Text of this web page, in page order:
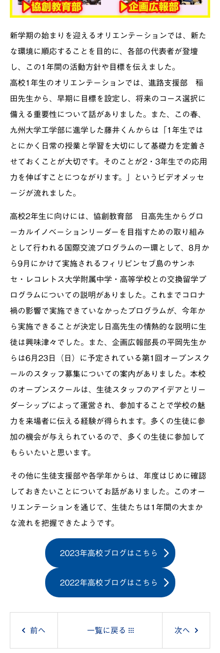
新学期の始まりを迎えるオリエンテーションでは、新た
な環境に順応することを目的に、各部の代表者が登壇
し、この1年間の活動方針や目標を伝えました。
高校1年生のオリエンテーションでは、進路支援部 稲
田先生から、早期に目標を設定し、将来のコース選択に
備える重要性について話がありました。また、この春、
九州大学工学部に進学した藤井くんからは「1年生では
とにかく日常の授業と学習を大切にして基礎力を定着さ
せておくことが大切です。そのことが2・3年生での応用
力を伸ばすことにつながります。」というビデオメッセ
ージが流れました。
高校2年生に向けには、協創教育部 日高先生からグロ
ーカルイノベーションリーダーを目指すための取り組み
として行われる国際交流プログラムの一環として、8月か
ら9月にかけて実施されるフィリピンセブ島のサンホ
セ・レコレトス大学附属中学・高等学校との交換留学プ
ログラムについての説明がありました。これまでコロナ
禍の影響で実施できていなかったプログラムが、今年か
ら実施できることが決定し日高先生の情熱的な説明に生
徒は興味津々でした。また、企画広報部長の平岡先生か
らは6月23日（日）に予定されている第1回オープンスク
ールのスタッフ募集についての案内がありました。本校
のオープンスクールは、生徒スタッフのアイデアとリー
ダーシップによって運営され、参加することで学校の魅
力を来場者に伝える経験が得られます。多くの生徒に参
加の機会が与えられているので、多くの生徒に参加して
もらいたいと思います。
その他に生徒支援部や各学年からは、年度はじめに確認
しておきたいことについてお話がありました。このオー
リエンテーションを通じて、生徒たちは1年間の大まか
な流れを把握できたようです。
2023年高校ブログはこちら
2022年高校ブログはこちら
稿
前へ 一覧に戻る 次へ